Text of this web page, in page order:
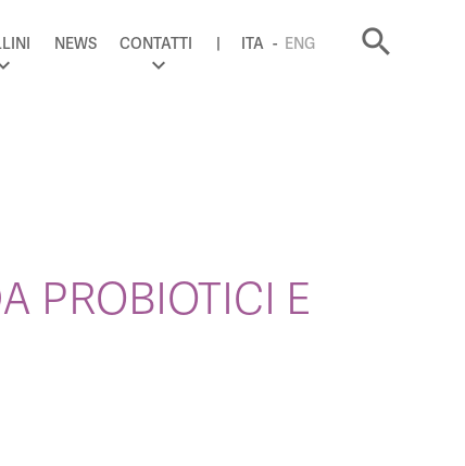
NEWS CONTATTI ITA ENG search
PROBIOTICI E